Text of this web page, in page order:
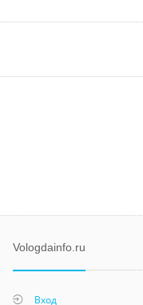
Vologdainfo.ru
Вход